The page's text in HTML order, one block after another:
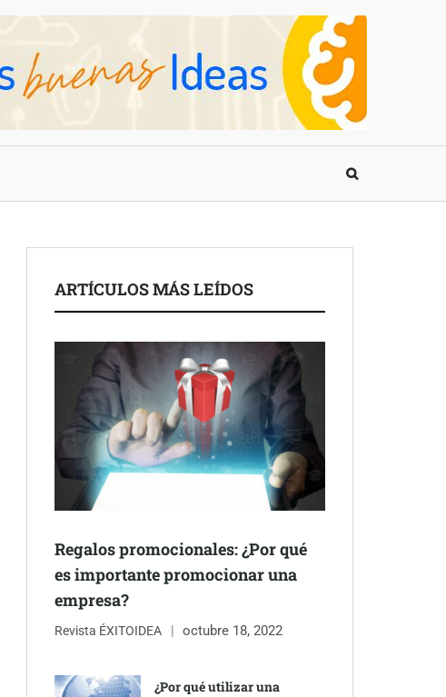
ARTÍCULOS MÁS LEÍDOS
Regalos promocionales: ¿Por qué
es importante promocionar una
empresa?
Revista ÉXITOIDEA octubre 18, 2022
¿Por qué utilizar una